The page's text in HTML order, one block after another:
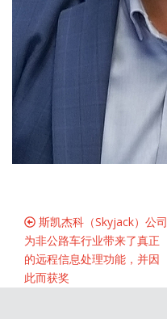
斯凯杰科（Skyjack）公司
为非公路车行业带来了真正
的远程信息处理功能，并因
此而获奖